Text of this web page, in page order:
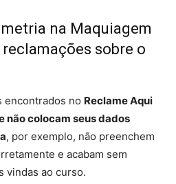
na Maquiagem
reclamações sobre o
encontrados no Reclame Aqui
não colocam seus dados
, por exemplo, não preenchem
e acabam sem
vindas ao curso.